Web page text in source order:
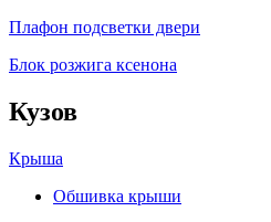
Плафон подсветки двери
Блок розжига ксенона
Кузов
Крыша
Обшивка крыши